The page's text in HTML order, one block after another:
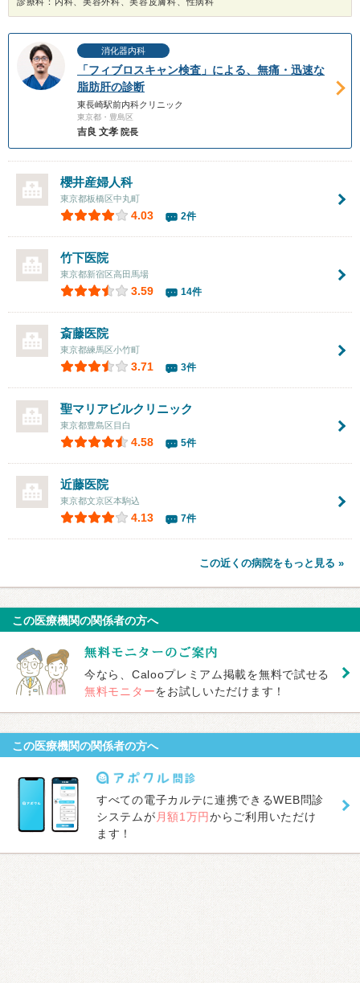
消化器内科
「フィブロスキャン検査」による、無痛・迅速な
脂肪肝の診断
東長崎駅前内科クリニック
東京都・豊島区
吉良 文孝 院長
櫻井産婦人科
東京都板橋区中丸町
4.03 2件
竹下医院
東京都新宿区高田馬場
3.59 14件
斎藤医院
東京都練馬区小竹町
3.71 3件
聖マリアビルクリニック
東京都豊島区目白
4.58 5件
近藤医院
東京都文京区本駒込
4.13 7件
この近くの病院をもっと見る »
この医療機関の関係者の方へ
今なら、Calooプレミアム掲載を無料で試せる
無料モニターをお試しいただけます！
この医療機関の関係者の方へ
すべての電子カルテに連携できるWEB問診
システムが 月額1万円からご利用いただけ
ます！